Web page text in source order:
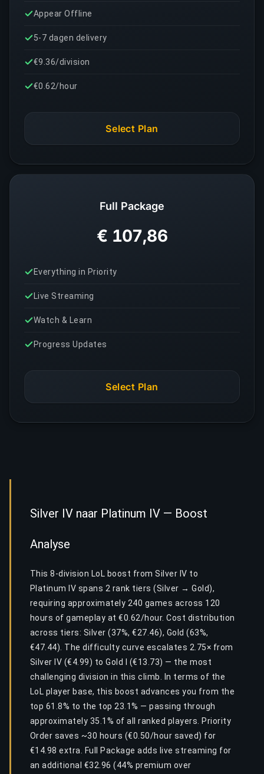
Appear Offline
5-7 dagen delivery
€9.36/division
€0.62/hour
Select Plan
Full Package
€ 107,86
Everything in Priority
Live Streaming
Watch & Learn
Progress Updates
Select Plan
Silver IV naar Platinum IV — Boost
Analyse
This 8-division LoL boost from Silver IV to
Platinum IV spans 2 rank tiers (Silver → Gold),
requiring approximately 240 games across 120
hours of gameplay at €0.62/hour. Cost distribution
across tiers: Silver (37%, €27.46), Gold (63%,
€47.44). The difficulty curve escalates 2.75× from
Silver IV (€4.99) to Gold I (€13.73) — the most
challenging division in this climb. In terms of the
LoL player base, this boost advances you from the
top 61.8% to the top 23.1% — passing through
approximately 35.1% of all ranked players. Priority
Order saves ~30 hours (€0.50/hour saved) for
€14.98 extra. Full Package adds live streaming for
an additional €32.96 (44% premium over